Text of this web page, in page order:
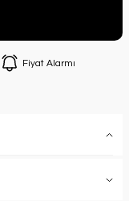
Fiyat Alarmı